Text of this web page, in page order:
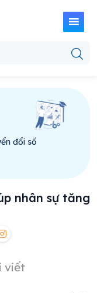
đổi số
nhân sự tăng
viết